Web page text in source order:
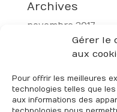
Gérer le
aux
Pour offrir les meilleures
technologies telles que
aux informations des
Archives
novembre 2017
Catégories
Non classé
Méta